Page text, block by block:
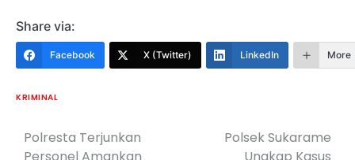
Share via:
Facebook X (Twitter) LinkedIn More
KRIMINAL
Navigasi
Polresta Terjunkan
Personel Amankan
Polsek Sukarame
Ungkap Kasus